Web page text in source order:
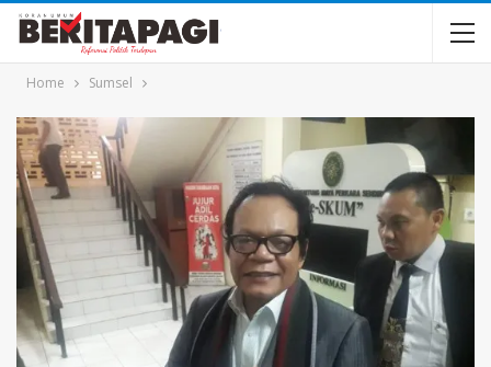
Home Sumsel